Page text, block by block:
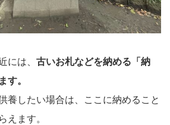
には、 古いお札などを納める「納
す。
養したい場合は、ここに納めること
えます。